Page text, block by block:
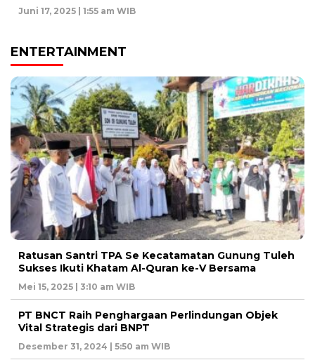
Juni 17, 2025 | 1:55 am WIB
ENTERTAINMENT
Ratusan Santri TPA Se Kecatamatan Gunung Tuleh
Sukses Ikuti Khatam Al-Quran ke-V Bersama
Mei 15, 2025 | 3:10 am WIB
PT BNCT Raih Penghargaan Perlindungan Objek
Vital Strategis dari BNPT
Desember 31, 2024 | 5:50 am WIB